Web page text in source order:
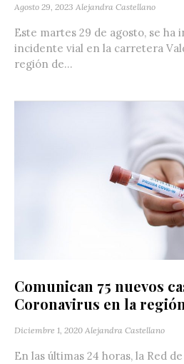
Agosto 29, 2023 Alejandra Castellano
Este martes 29 de agosto, se ha
incidente vial en la carretera
región de...
Comunican 75 nuevos
Coronavirus en la
Diciembre 1, 2020 Alejandra Castellano
En las últimas 24 horas, la Red